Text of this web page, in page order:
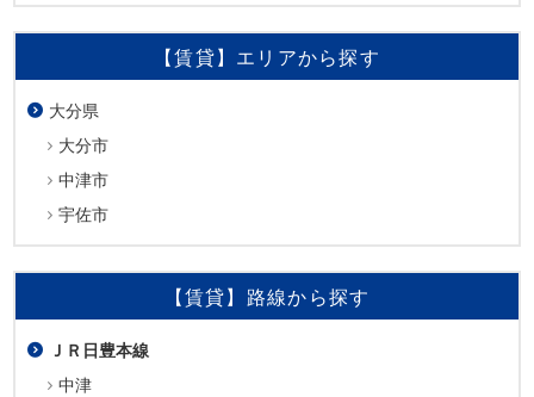
【賃貸】エリアから探す
大分県
大分市
中津市
宇佐市
【賃貸】路線から探す
ＪＲ日豊本線
中津